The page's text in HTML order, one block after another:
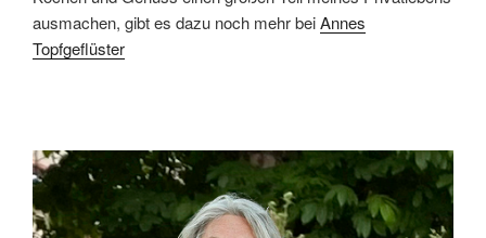
ausmachen, gibt es dazu noch mehr beiAnnes
Topfgeflüster